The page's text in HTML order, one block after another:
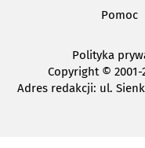
Pomoc
Polityka
Copyright © 2001-
Adres redakcji: ul.